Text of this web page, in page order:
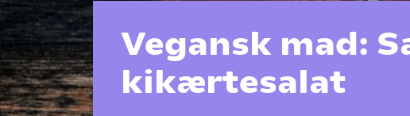
Vegansk mad:
kikærtesalat